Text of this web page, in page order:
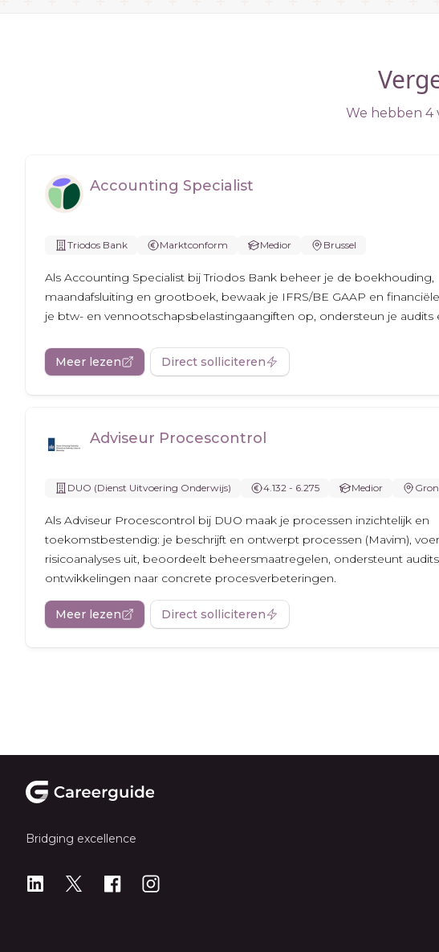
We hebben 4
Accounting Specialist
Triodos Bank Marktconform Medior Brussel
Als Accounting Specialist bij Triodos Bank beheer je de boekhouding,
maandafsluiting en grootboek, bewaak je IFRS/BE GAAP en
je btw- en vennootschapsbelastingaangiften op, ondersteun je audits
Meer lezen Direct solliciteren
Adviseur Procescontrol
DUO (Dienst Uitvoering Onderwijs) 4.132 - 6.275 Medior
Als Adviseur Procescontrol bij DUO maak je processen inzichtelijk en
toekomstbestendig: je beschrijft en ontwerpt processen (Mavim),
risicoanalyses uit, beoordeelt beheersmaatregelen, ondersteunt
ontwikkelingen naar concrete procesverbeteringen.
Meer lezen Direct solliciteren
Bridging excellence
LinkedIn
X Instagram